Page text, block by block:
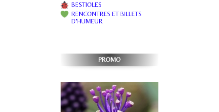
BESTIOLES
RENCONTRES ET BILLETS
D'HUMEUR
PROMO